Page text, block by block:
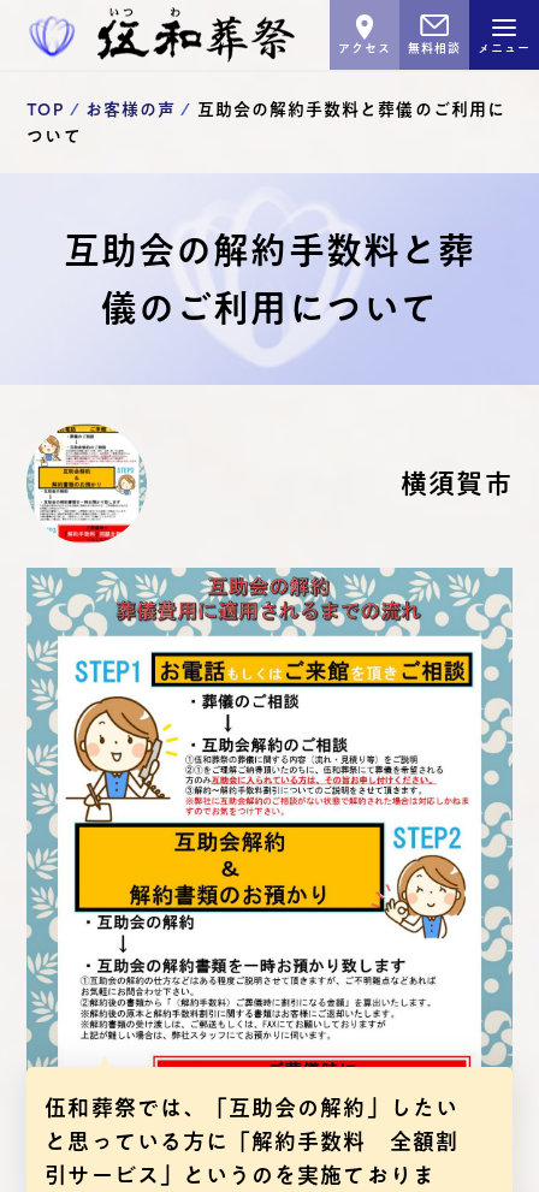
メニュー
無料相談
アクセス
TOP お客様の声
互助会の解約手数料と葬儀のご利用に
ついて
互助会の解約手数料と葬
儀のご利用について
横須賀市
Q. 葬儀のご感想をお聞かせください
伍和葬祭では、「互助会の解約」したい
と思っている方に「解約手数料 全額割
引サービス」というのを実施ておりま